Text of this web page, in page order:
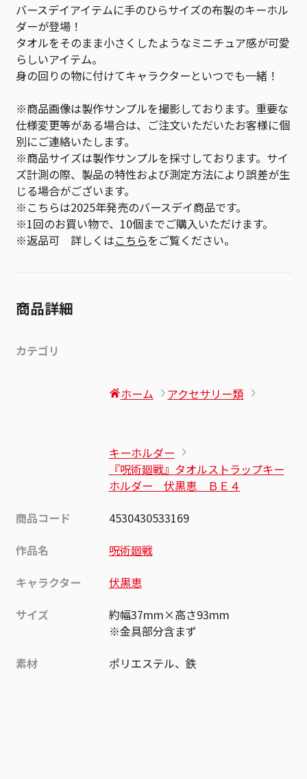
バースデイアイテムに手のひらサイズの布製のキーホル
ダーが登場！
タオルをそのまま小さくしたようなミニチュア感が可愛
らしいアイテム。
身の回りの物に付けてキャラクターといつでも一緒！
※商品画像は製作サンプルを撮影しております。重要な
仕様変更等がある場合は、ご注文いただいたお客様に個
別にご連絡いたします。
※商品サイズは製作サンプルを採寸しております。サイ
ズ計測の際、製品の特性および測定方法により誤差が生
じる場合がございます。
※こちらは2025年発売のバースデイ商品です。
※1回のお買い物で、10個までご購入いただけます。
※返品可 詳しくはこちらをご覧ください。
商品詳細
カテゴリ
ホーム アクセサリー類
キーホルダー
『呪術廻戦』タオルストラップキー
ホルダー 伏黒恵 ＢＥ４
商品コード
4530430533169
作品名
呪術廻戦
キャラクター
伏黒恵
サイズ
約幅37mm×高さ93mm
※金具部分含まず
素材
ポリエステル、鉄